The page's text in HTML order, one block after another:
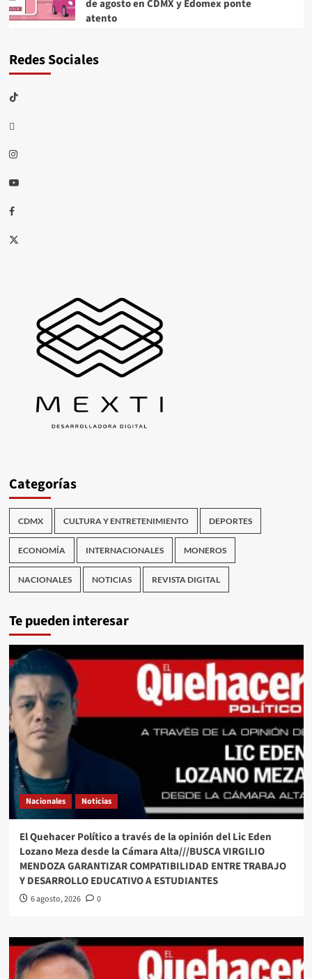
de agosto en CDMX y Edomex ponte
atento
Redes Sociales
TikTok
threads
Instagram
Youtube
Facebook
X
Categorías
CDMX CULTURA Y ENTRETENIMIENTO DEPORTES
ECONOMÍA INTERNACIONALES MONEROS
NACIONALES NOTICIAS REVISTA DIGITAL
Te pueden interesar
Nacionales Noticias
El Quehacer Político a través de la opinión del Lic Eden
Lozano Meza desde la Cámara Alta///BUSCA VIRGILIO
MENDOZA GARANTIZAR COMPATIBILIDAD ENTRE TRABAJO
Y DESARROLLO EDUCATIVO A ESTUDIANTES
6 agosto, 2026 0